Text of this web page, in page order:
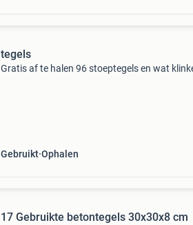
tegels
Gratis af te halen 96 stoeptegels en wat
Gebruikt Ophalen
17 Gebruikte betontegels 30x30x8 cm